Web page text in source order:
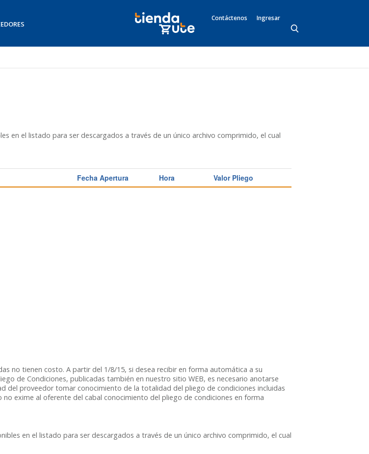
Contáctenos Ingresar
en el listado para ser descargados a través de un único archivo comprimido, el cual
no tienen costo. A partir del 1/8/15, si desea recibir en forma automática a su
de Condiciones, publicadas también en nuestro sitio WEB, es necesario anotarse
del proveedor tomar conocimiento de la totalidad del pliego de condiciones incluidas
exime al oferente del cabal conocimiento del pliego de condiciones en forma
en el listado para ser descargados a través de un único archivo comprimido, el cual